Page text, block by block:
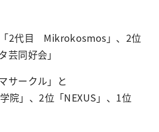
2代目 Mikrokosmos」、2位
芸同好会」
サークル」と
院」、2位「NEXUS」、1位